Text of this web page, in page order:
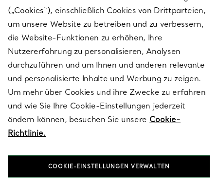
SERVICES
ÜBER TIFFANY & CO.
RECHTLICHE HINWEISE
FOLGEN SIE UNS
(„Cookies“), einschließlich Cookies von Drittparteien,
um unsere Website zu betreiben und zu verbessern,
die Website-Funktionen zu erhöhen, Ihre
Nutzererfahrung zu personalisieren, Analysen
durchzuführen und um Ihnen und anderen relevante
und personalisierte Inhalte und Werbung zu zeigen.
Um mehr über Cookies und ihre Zwecke zu erfahren
und wie Sie Ihre Cookie-Einstellungen jederzeit
ändern können, besuchen Sie unsere Cookie-
Richtlinie.
COOKIE-EINSTELLUNGEN VERWALTEN